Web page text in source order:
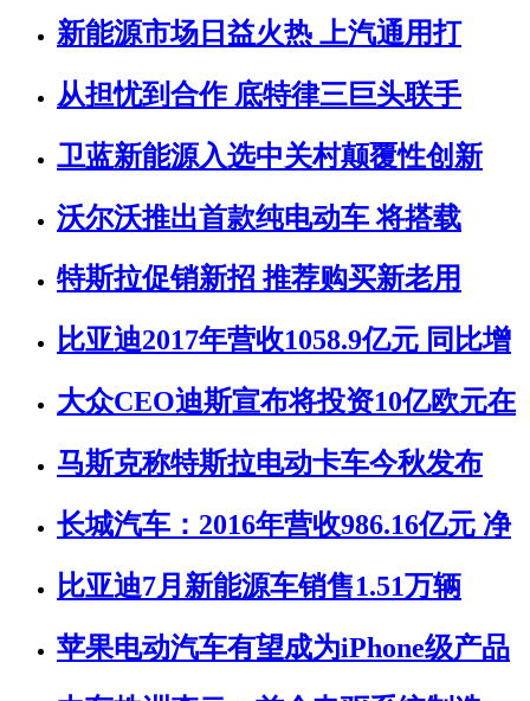
新能源市场日益火热 上汽通用打
从担忧到合作 底特律三巨头联手
卫蓝新能源入选中关村颠覆性创新
沃尔沃推出首款纯电动车 将搭载
特斯拉促销新招 推荐购买新老用
比亚迪2017年营收1058.9亿元 同比增
大众CEO迪斯宣布将投资10亿欧元在
马斯克称特斯拉电动卡车今秋发布
长城汽车：2016年营收986.16亿元 净
比亚迪7月新能源车销售1.51万辆
苹果电动汽车有望成为iPhone级产品